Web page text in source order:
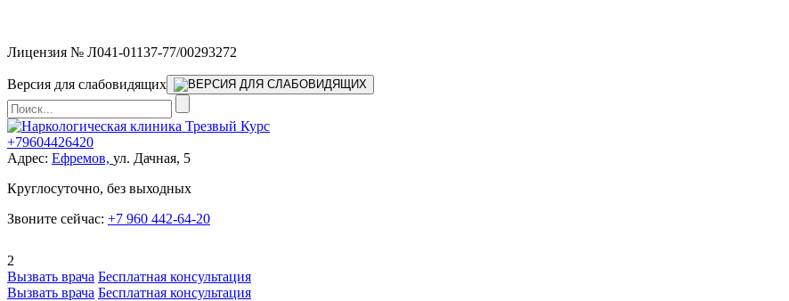
Лицензия № Л041-01137-77/00293272
Версия для слабовидящих
+79604426420
Адрес: Ефремов, ул. Дачная, 5
Круглосуточно, без выходных
Звоните сейчас: +7 960 442-64-20
2
Вызвать врача Бесплатная консультация
Вызвать врача Бесплатная консультация